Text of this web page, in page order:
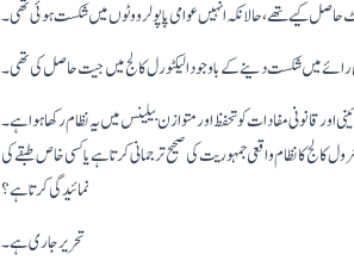
کیے تھے، حالانکہ انہیں عوامی پاپولر ووٹوں میں شکست ہوئی تھی۔
میں شکست دینے کے باوجود الیکٹورل کالج میں جیت حاصل کی تھی۔
وفاقی ریاست آئینی اور قانونی مفادات کو تحفظ اور متوازن بیلینس میں یہ نظام رکھا ہوا ہے۔
کالج کا نظام واقعی جمہوریت کی صحیح ترجمانی کرتا ہے یا کسی خاص طبقے کی
نمائیدگی کرتا ہے؟
تحریر جاری ہے۔